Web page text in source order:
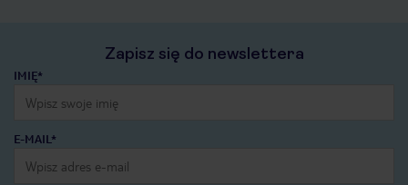
Zapisz się do newslettera
IMIĘ*
E-MAIL*